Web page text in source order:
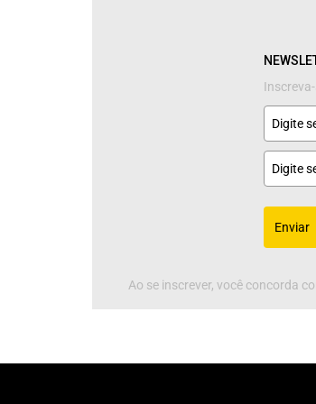
Enviar
Ao se inscrever, você concorda